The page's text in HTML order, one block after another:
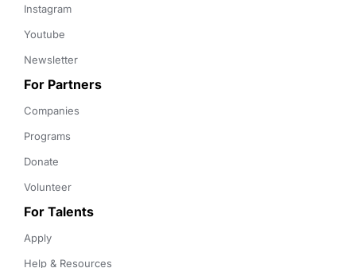
Instagram
Youtube
Newsletter
For Partners
Companies
Programs
Donate
Volunteer
For Talents
Apply
Help & Resources